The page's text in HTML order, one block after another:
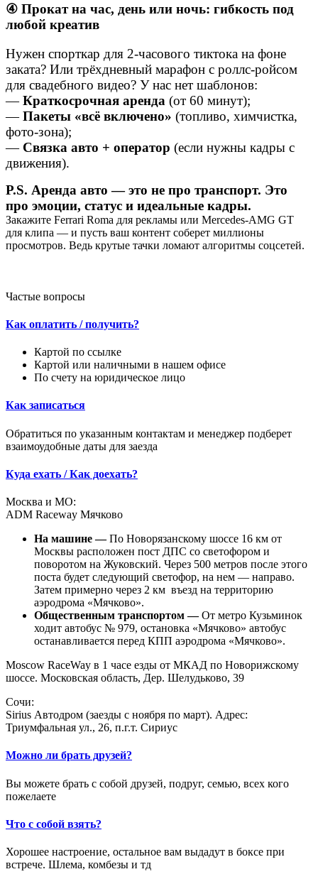
④ Прокат на час, день или ночь: гибкость под
любой креатив
Нужен спорткар для 2-часового тиктока на фоне
заката? Или трёхдневный марафон с роллс-ройсом
для свадебного видео? У нас нет шаблонов:
—Краткосрочная аренда (от 60 минут);
—Пакеты «всё включено» (топливо, химчистка,
фото-зона);
— Связка авто + оператор (если нужны кадры с
движения).
P.S. Аренда авто — это не про транспорт. Это
про эмоции, статус и идеальные кадры.
Закажите Ferrari Roma для рекламы или Mercedes-AMG GT
для клипа — и пусть ваш контент соберет миллионы
просмотров. Ведь крутые тачки ломают алгоритмы соцсетей.
Частые вопросы
Как оплатить / получить?
Картой по ссылке
Картой или наличными в нашем офисе
По счету на юридическое лицо
Как записаться
Обратиться по указанным контактам и менеджер подберет
взаимоудобные даты для заезда
Куда ехать / Как доехать?
Москва и МО:
ADM Raceway Мячково
На машине —По Новорязанскому шоссе 16 км от
Москвы расположен пост ДПС со светофором и
поворотом на Жуковский. Через 500 метров после этого
поста будет следующий светофор, на нем — направо.
Затем примерно через 2 км въезд на территорию
аэродрома «Мячково».
Общественным транспортом —От метро Кузьминок
ходит автобус № 979, остановка «Мячково» автобус
останавливается перед КПП аэродрома «Мячково».
Moscow RaceWay в 1 часе езды от МКАД по Новорижскому
шоссе. Московская область, Дер. Шелудьково, 39
Сочи:
Sirius Автодром (заезды с ноября по март). Адрес:
Триумфальная ул., 26, п.г.т. Сириус
Можно ли брать друзей?
Вы можете брать с собой друзей, подруг, семью, всех кого
пожелаете
Что с собой взять?
Хорошее настроение, остальное вам выдадут в боксе при
встрече. Шлема, комбезы и тд